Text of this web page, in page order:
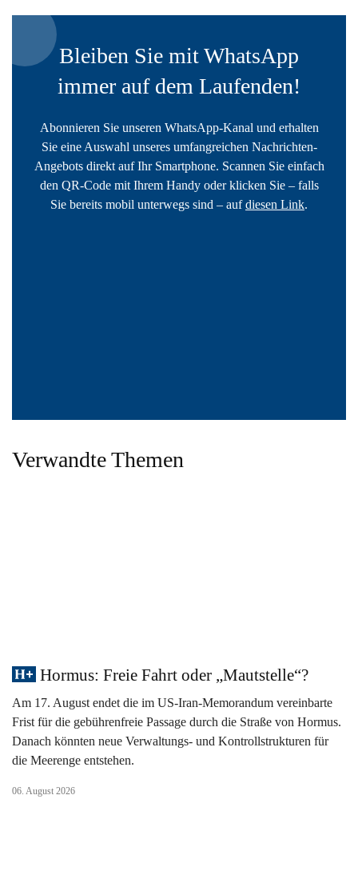
Bleiben Sie mit WhatsApp
immer auf dem Laufenden!
Abonnieren Sie unseren WhatsApp-Kanal und erhalten
Sie eine Auswahl unseres umfangreichen Nachrichten-
Angebots direkt auf Ihr Smartphone. Scannen Sie einfach
den QR-Code mit Ihrem Handy oder klicken Sie – falls
Sie bereits mobil unterwegs sind – aufdiesen Link.
Verwandte Themen
Hormus: Freie Fahrt oder „Mautstelle“?
Am 17. August endet die im US-Iran-Memorandum vereinbarte
Frist für die gebührenfreie Passage durch die Straße von Hormus.
Danach könnten neue Verwaltungs- und Kontrollstrukturen für
die Meerenge entstehen.
06. August 2026